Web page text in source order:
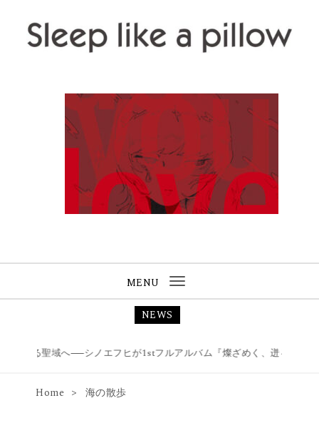
Skip to content
MENU
Toggle
NEWS
れる聖域へ──シノエフヒが1stフルアルバム『燦ざめく、迸る、降り注
Home 海の散歩